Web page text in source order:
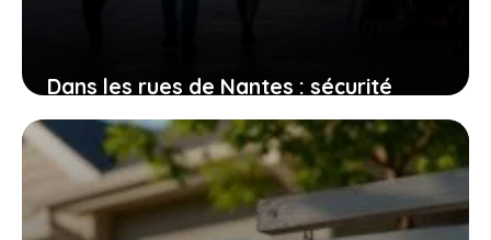
Dans les rues de Nantes : sécurité
perçue et réalités des quartiers
2 août 2026